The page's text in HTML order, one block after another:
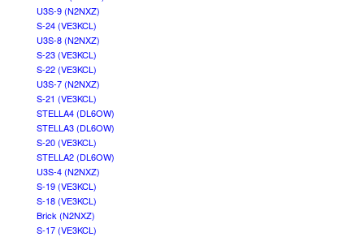
U3S-9 (N2NXZ)
S-24 (VE3KCL)
U3S-8 (N2NXZ)
S-23 (VE3KCL)
S-22 (VE3KCL)
U3S-7 (N2NXZ)
S-21 (VE3KCL)
STELLA4 (DL6OW)
STELLA3 (DL6OW)
S-20 (VE3KCL)
STELLA2 (DL6OW)
U3S-4 (N2NXZ)
S-19 (VE3KCL)
S-18 (VE3KCL)
Brick (N2NXZ)
S-17 (VE3KCL)